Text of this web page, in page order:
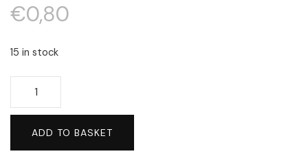
€0,80
15 in stock
musthave
ADD TO BASKET